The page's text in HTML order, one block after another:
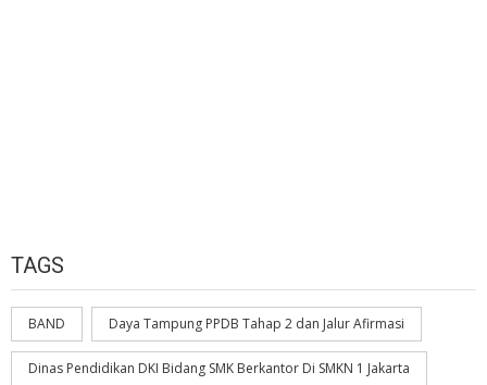
TAGS
BAND Daya Tampung PPDB Tahap 2 dan Jalur Afirmasi
Dinas Pendidikan DKI Bidang SMK Berkantor Di SMKN 1 Jakarta